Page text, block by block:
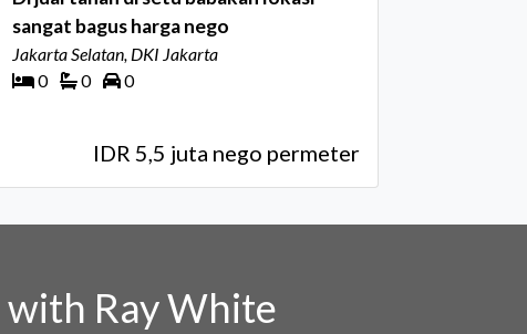
sangat bagus harga nego
Jakarta Selatan, DKI Jakarta
0
0 0
IDR 5,5 juta nego permeter
with Ray White